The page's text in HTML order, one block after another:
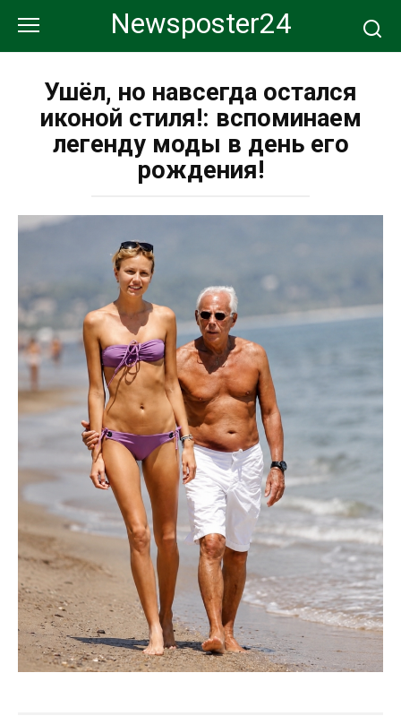
контенту
Newsposter24
Ушёл, но навсегда остался
иконой стиля!: вспоминаем
легенду моды в день его
рождения!